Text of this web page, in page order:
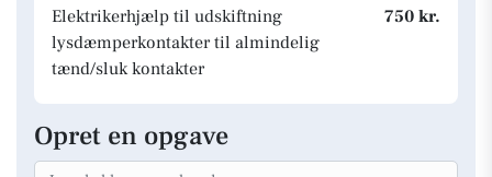
Elektrikerhjælp til udskiftning
lysdæmperkontakter til almindelig
tænd/sluk kontakter
750 kr.
Opret en opgave